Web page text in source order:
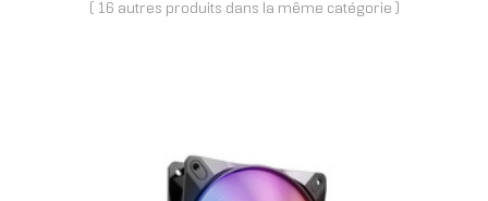
( 16 autres produits dans la même catégorie )